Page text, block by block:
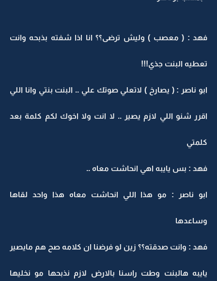
فهد : ( معصب ) وليش ترضى؟؟ انا اذا شفته بذبحه وانت
تعطيه البنت جذي!!!
ابو ناصر : ( يصارخ ) لاتعلي صوتك علي .. البنت بنتي وانا اللي
اقرر شنو اللي لازم يصير .. لا انت ولا اخوك لكم كلمة بعد
كلمتي
فهد : بس يايبه اهي انحاشت معاه ..
ابو ناصر : مو هذا اللي انحاشت معاه هذا واحد لقاها
وساعدها
فهد : وانت صدقته؟؟ زين لو فرضنا ان كلامه صح هم مايصير
يايبه هالبنت وطت راسنا بالارض لازم نذبحها مو نخليها